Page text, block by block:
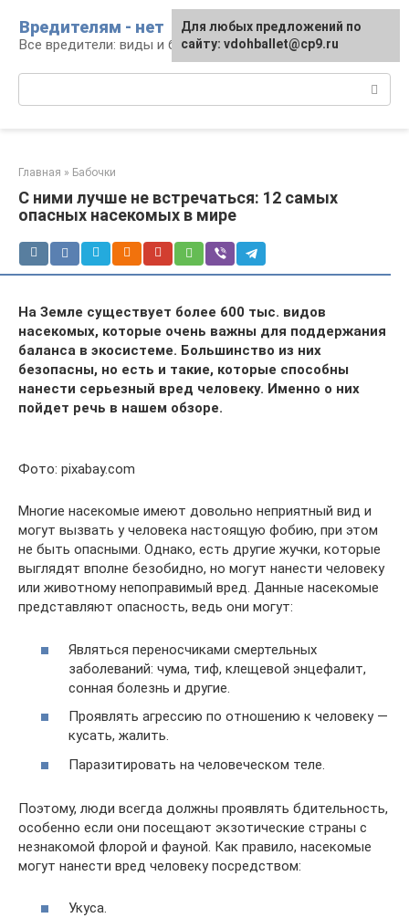
контенту
Вредителям - нет
Все вредители: виды и борьба
Главная » Бабочки
С ними лучше не встречаться: 12 самых
опасных насекомых в мире
На Земле существует более 600 тыс. видов
насекомых, которые очень важны для поддержания
баланса в экосистеме. Большинство из них
безопасны, но есть и такие, которые способны
нанести серьезный вред человеку. Именно о них
пойдет речь в нашем обзоре.
Фото: pixabay.com
Многие насекомые имеют довольно неприятный вид и
могут вызвать у человека настоящую фобию, при этом
не быть опасными. Однако, есть другие жучки, которые
выглядят вполне безобидно, но могут нанести человеку
или животному непоправимый вред. Данные насекомые
представляют опасность, ведь они могут:
Являться переносчиками смертельных
заболеваний: чума, тиф, клещевой энцефалит,
сонная болезнь и другие.
Проявлять агрессию по отношению к человеку —
кусать, жалить.
Паразитировать на человеческом теле.
Поэтому, люди всегда должны проявлять бдительность,
особенно если они посещают экзотические страны с
незнакомой флорой и фауной. Как правило, насекомые
могут нанести вред человеку посредством:
Укуса.
Для любых предложений по
сайту: vdohballet@cp9.ru